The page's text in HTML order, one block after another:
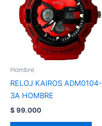
Hombre
RELOJ KAIROS ADM0104-
3A HOMBRE
$ 99.000